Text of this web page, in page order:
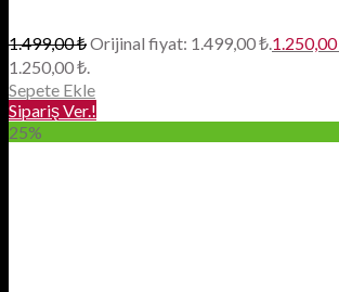
1.499,00₺Orijinal fiyat: 1.499,00 ₺.1.250,00
1.250,00 ₺.
Sepete Ekle
Sipariş Ver.!
25%